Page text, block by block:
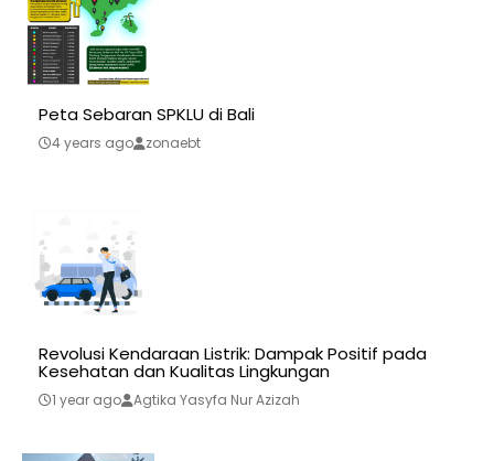
Peta Sebaran SPKLU di Bali
4 years ago zonaebt
Revolusi Kendaraan Listrik: Dampak Positif pada
Kesehatan dan Kualitas Lingkungan
1 year ago Agtika Yasyfa Nur Azizah